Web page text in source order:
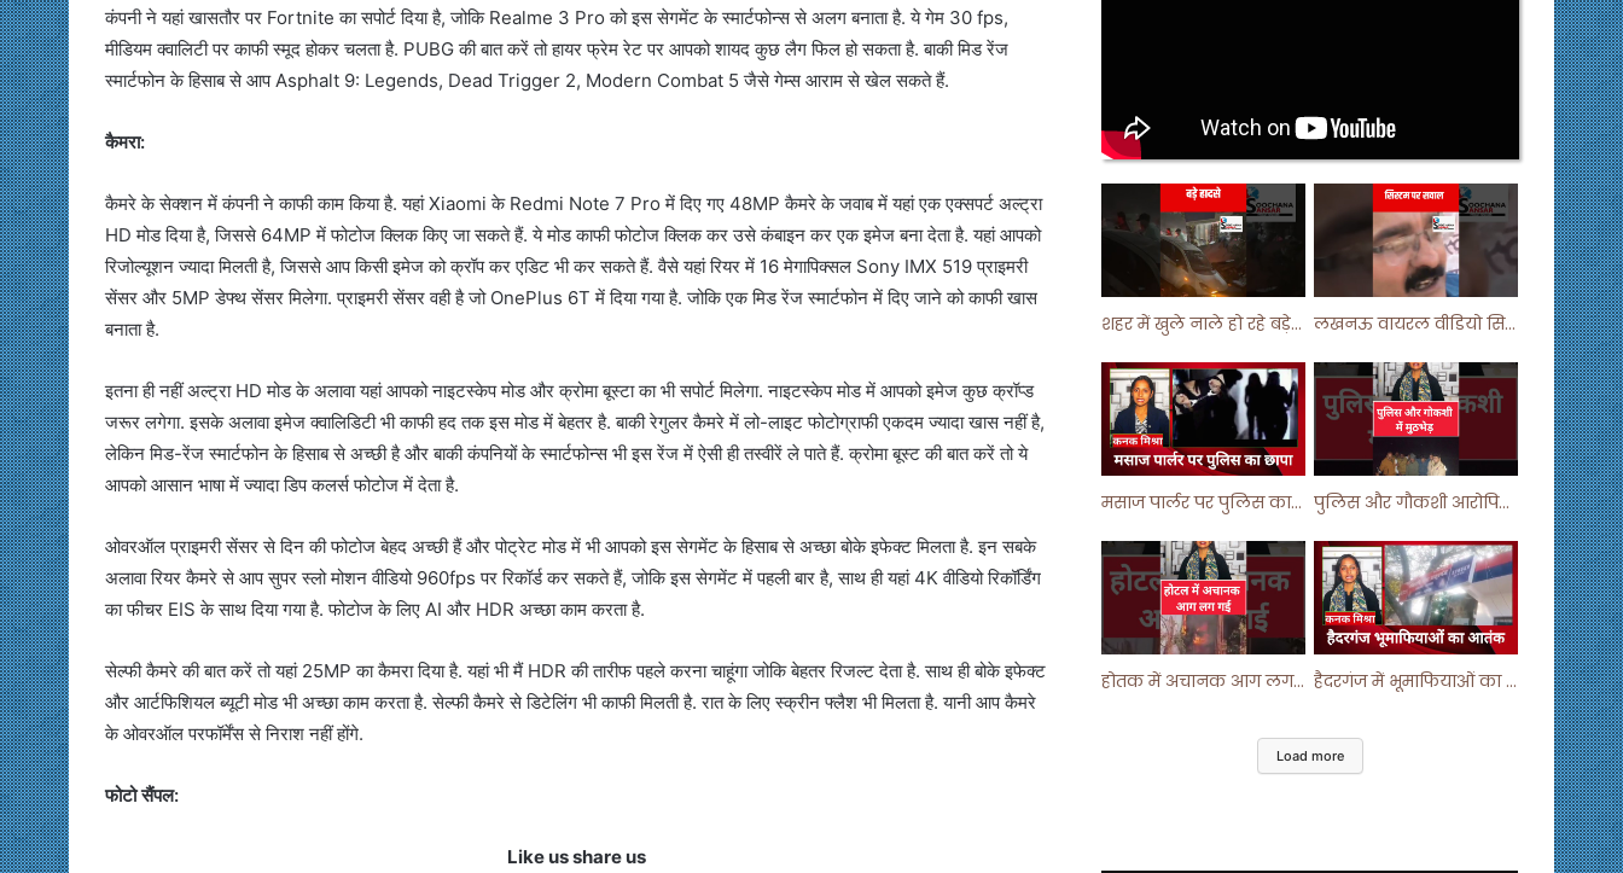
कंपनी ने यहां खासतौर पर Fortnite का सपोर्ट दिया है, जोकि Realme 3 Pro को इस सेगमेंट के स्मार्टफोन्स से अलग बनाता है. ये गेम 30 fps,
मीडियम क्वालिटी पर काफी स्मूद होकर चलता है. PUBG की बात करें तो हायर फ्रेम रेट पर आपको शायद कुछ लैग फिल हो सकता है. बाकी मिड रेंज
स्मार्टफोन के हिसाब से आप Asphalt 9: Legends, Dead Trigger 2, Modern Combat 5 जैसे गेम्स आराम से खेल सकते हैं.
कैमरा:
कैमरे के सेक्शन में कंपनी ने काफी काम किया है. यहां Xiaomi के Redmi Note 7 Pro में दिए गए 48MP कैमरे के जवाब में यहां एक एक्सपर्ट अल्ट्रा
HD मोड दिया है, जिससे 64MP में फोटोज क्लिक किए जा सकते हैं. ये मोड काफी फोटोज क्लिक कर उसे कंबाइन कर एक इमेज बना देता है. यहां आपको
रिजोल्यूशन ज्यादा मिलती है, जिससे आप किसी इमेज को क्रॉप कर एडिट भी कर सकते हैं. वैसे यहां रियर में 16 मेगापिक्सल Sony IMX 519 प्राइमरी
सेंसर और 5MP डेफ्थ सेंसर मिलेगा. प्राइमरी सेंसर वही है जो OnePlus 6T में दिया गया है. जोकि एक मिड रेंज स्मार्टफोन में दिए जाने को काफी खास
बनाता है.
इतना ही नहीं अल्ट्रा HD मोड के अलावा यहां आपको नाइटस्केप मोड और क्रोमा बूस्टा का भी सपोर्ट मिलेगा. नाइटस्केप मोड में आपको इमेज कुछ क्रॉप्ड
जरूर लगेगा. इसके अलावा इमेज क्वालिडिटी भी काफी हद तक इस मोड में बेहतर है. बाकी रेगुलर कैमरे में लो-लाइट फोटोग्राफी एकदम ज्यादा खास नहीं है,
लेकिन मिड-रेंज स्मार्टफोन के हिसाब से अच्छी है और बाकी कंपनियों के स्मार्टफोन्स भी इस रेंज में ऐसी ही तस्वीरें ले पाते हैं. क्रोमा बूस्ट की बात करें तो ये
आपको आसान भाषा में ज्यादा डिप कलर्स फोटोज में देता है.
ओवरऑल प्राइमरी सेंसर से दिन की फोटोज बेहद अच्छी हैं और पोट्रेट मोड में भी आपको इस सेगमेंट के हिसाब से अच्छा बोके इफेक्ट मिलता है. इन सबके
अलावा रियर कैमरे से आप सुपर स्लो मोशन वीडियो 960fps पर रिकॉर्ड कर सकते हैं, जोकि इस सेगमेंट में पहली बार है, साथ ही यहां 4K वीडियो रिकॉर्डिंग
का फीचर EIS के साथ दिया गया है. फोटोज के लिए AI और HDR अच्छा काम करता है.
सेल्फी कैमरे की बात करें तो यहां 25MP का कैमरा दिया है. यहां भी मैं HDR की तारीफ पहले करना चाहूंगा जोकि बेहतर रिजल्ट देता है. साथ ही बोके इफेक्ट
और आर्टफिशियल ब्यूटी मोड भी अच्छा काम करता है. सेल्फी कैमरे से डिटेलिंग भी काफी मिलती है. रात के लिए स्क्रीन फ्लैश भी मिलता है. यानी आप कैमरे
के ओवरऑल परफॉर्मेंस से निराश नहीं होंगे.
फोटो सैंपल:
Like us share us
शहर में खुले नाले हो रहे बड़े हादसे ! #shortsvideo #shorts लखनऊ वायरल वीडियो सिस्टम पर सवाल ! #shorts #shortvideo
मसाज पार्लर पर पुलिस का छापा ! #viralvideo #trending #parlour पुलिस और गौकशी आरोपियों में मुठभेड़ ! #shortvideo #shorts #shortsfeed
होतक में अचानक आग लगने से मचा हड़कंप ! #shortsfeed #shorts #viralshorts हैदरगंज में भूमाफियाओं का आतंक ! #upnews #viral #viralvideo
Load more